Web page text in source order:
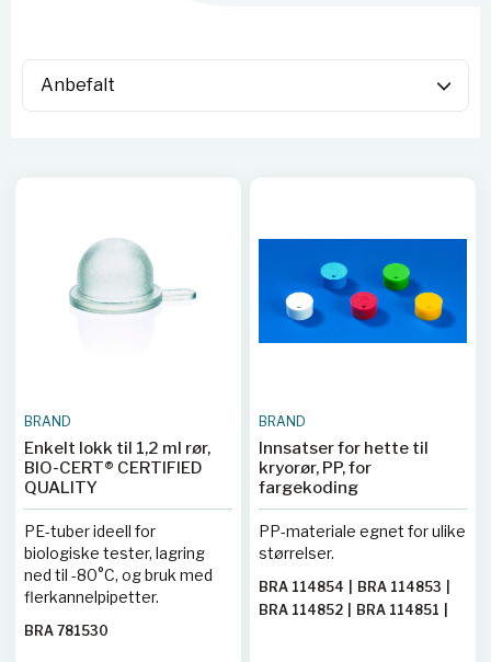
BRAND
Enkelt lokk til 1,2 ml rør,
BIO-CERT® CERTIFIED
QUALITY
PE-tuber ideell for
biologiske tester, lagring
ned til -80°C, og bruk med
flerkannelpipetter.
BRA 781530
BRAND
Innsatser for hette til
kryorør, PP, for
fargekoding
PP-materiale egnet for ulike
størrelser.
BRA 114854 BRA 114853
BRA 114852
BRA 114851